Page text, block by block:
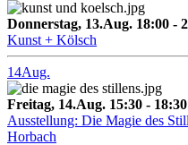
Donnerstag, 13.Aug. 18:00 -
Kunst + Kölsch
14Aug.
Freitag, 14.Aug. 15:30 -
Ausstellung: Die Magie des
Horbach